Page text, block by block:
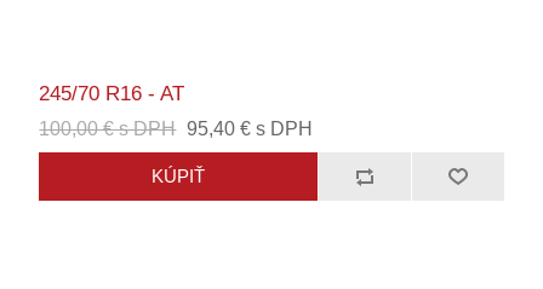
245/70 R16 - AT
100,00 € s DPH 95,40 € s DPH